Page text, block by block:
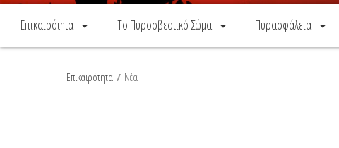
Επικαιρότητα Το Πυροσβεστικό Σώμα Πυρασφάλεια
Επικαιρότητα / Νέα